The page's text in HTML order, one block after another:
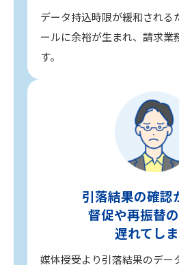
データ持込時限が緩和される
ールに余裕が生まれ、請求業
す。
引落結果の確認
督促や再振替
遅れてし
媒体授受より引落結果のデー